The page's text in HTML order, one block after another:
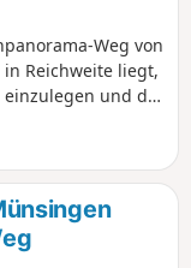
Weg von
in Reichweite liegt,
und das
(am
Route bietet
Berner Alpen und